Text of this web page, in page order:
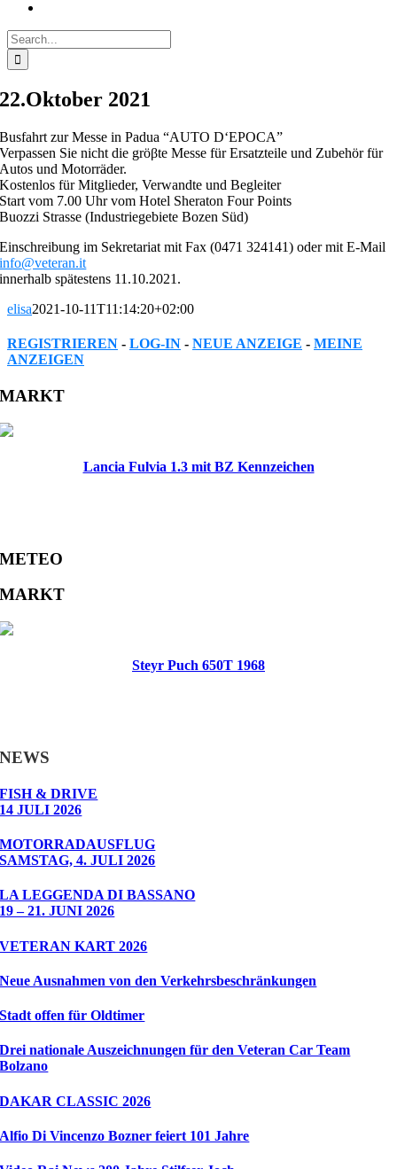
Search
for:
22.Oktober 2021
Busfahrt zur Messe in Padua “AUTO D‘EPOCA”
Verpassen Sie nicht die gröβte Messe für Ersatzteile und Zubehör für
Autos und Motorräder.
Kostenlos für Mitglieder, Verwandte und Begleiter
Start vom 7.00 Uhr vom Hotel Sheraton Four Points
Buozzi Strasse (Industriegebiete Bozen Süd)
Einschreibung im Sekretariat mit Fax (0471 324141) oder mit E-Mail
info@veteran.it
innerhalb spätestens 11.10.2021.
elisa2021-10-11T11:14:20+02:00
REGISTRIEREN - LOG-IN - NEUE ANZEIGE - MEINE
ANZEIGEN
Facebook
Twitter
Reddit
LinkedIn
WhatsApp
Tumblr
Pinterest
Vk
Xing
Email
MARKT
Lancia Fulvia 1.3 mit BZ Kennzeichen
METEO
MARKT
Steyr Puch 650T 1968
NEWS
FISH & DRIVE
14 JULI 2026
MOTORRADAUSFLUG
SAMSTAG, 4. JULI 2026
LA LEGGENDA DI BASSANO
19 – 21. JUNI 2026
VETERAN KART 2026
Neue Ausnahmen von den Verkehrsbeschränkungen
Stadt offen für Oldtimer
Drei nationale Auszeichnungen für den Veteran Car Team
Bolzano
DAKAR CLASSIC 2026
Alfio Di Vincenzo Bozner feiert 101 Jahre